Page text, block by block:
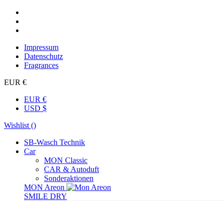
Impressum
Datenschutz
Fragrances
EUR €
EUR €
USD $
Wishlist ()
SB-Wasch Technik
Car
MON Classic
CAR & Autoduft
Sonderaktionen
MON Areon
SMILE DRY